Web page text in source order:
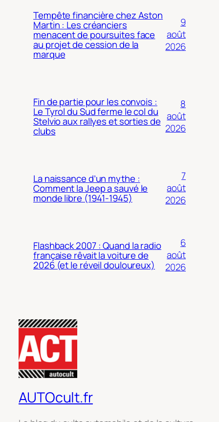
Tempête financière chez Aston
Martin : Les créanciers
menacent de poursuites face
au projet de cession de la
marque
9
août
2026
Fin de partie pour les convois :
Le Tyrol du Sud ferme le col du
Stelvio aux rallyes et sorties de
clubs
8
août
2026
La naissance d’un mythe :
Comment la Jeep a sauvé le
monde libre (1941-1945)
7
août
2026
Flashback 2007 : Quand la radio
française rêvait la voiture de
2026 (et le réveil douloureux)
6
août
2026
AUTOcult.fr